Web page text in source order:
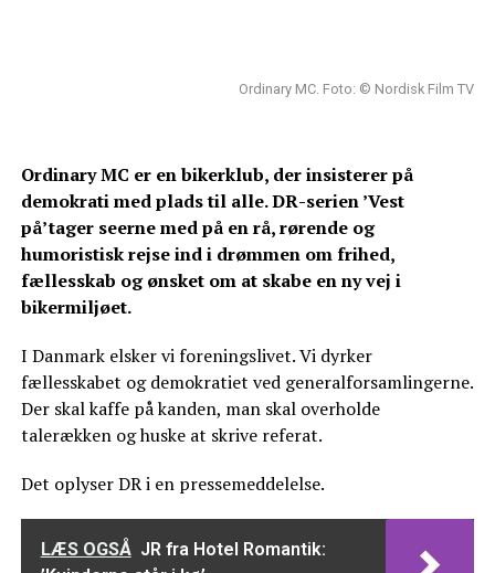
Ordinary MC. Foto: © Nordisk Film TV
Ordinary MC er en bikerklub, der insisterer på
demokrati med plads til alle. DR-serien ’Vest
på’ tager seerne med på en rå, rørende og
humoristisk rejse ind i drømmen om frihed,
fællesskab og ønsket om at skabe en ny vej i
bikermiljøet.
I Danmark elsker vi foreningslivet. Vi dyrker
fællesskabet og demokratiet ved generalforsamlingerne.
Der skal kaffe på kanden, man skal overholde
talerækken og huske at skrive referat.
Det oplyser DR i en pressemeddelelse.
LÆS OGSÅ JR fra Hotel Romantik: